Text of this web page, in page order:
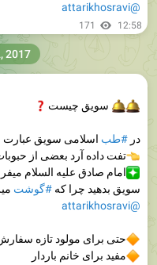
@attarikhosravi
171 12:58
سویق چیست
❓
در #طب اسلامی سویق عبارت
تفت داده آرد بعضی از
امام صادق علیه السلام
سویق بدهید چرا که #گوشت
@attarikhosravi
حتی برای مولود تازه
مفید برای خانم باردار
2017